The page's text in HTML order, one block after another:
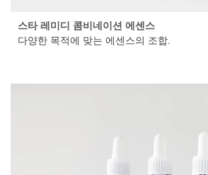
스타 레미디 콤비네이션 에센스
다양한 목적에 맞는 에센스의 조합.